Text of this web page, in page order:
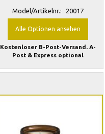
Model/Artikelnr.: 20017
Alle Optionen ansehen
Kostenloser B-Post-Versand. A-
Post & Express optional